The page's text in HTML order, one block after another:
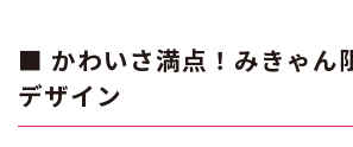
■ かわいさ満点！みきゃん
デザイン